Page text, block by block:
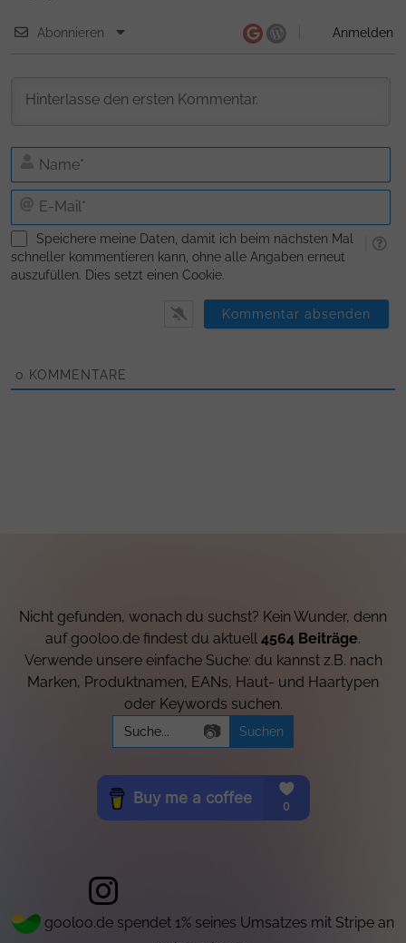
Abonnieren Anmelden
E-
Speichere meine Daten, damit ich beim nächsten Mal
schneller kommentieren kann, ohne alle Angaben erneut
auszufüllen. Dies setzt einen Cookie.
0 KOMMENTARE
Nicht gefunden, wonach du suchst? Kein Wunder, denn
auf gooloo.de findest du aktuell 4564 Beiträge.
Verwende unsere einfache Suche: du kannst z.B. nach
Marken, Produktnamen, EANs, Haut- und Haartypen
oder Keywords suchen.
Search
for:
📷
gooloo.de spendet 1% seines Umsatzes mit Stripe an